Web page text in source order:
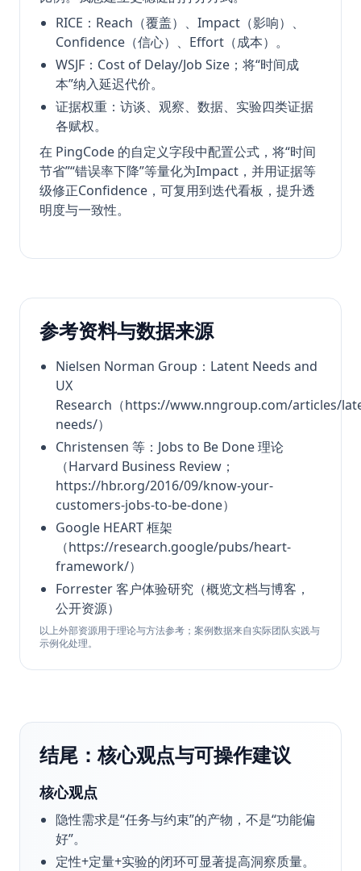
RICE：Reach（覆盖）、Impact（影响）、
Confidence（信心）、Effort（成本）。
WSJF：Cost of Delay/Job Size；将“时间成
本”纳入延迟代价。
证据权重：访谈、观察、数据、实验四类证据
各赋权。
在 PingCode 的自定义字段中配置公式，将“时间
节省”“错误率下降”等量化为Impact，并用证据等
级修正Confidence，可复用到迭代看板，提升透
明度与一致性。
参考资料与数据来源
Nielsen Norman Group：Latent Needs and
UX
Research（https://www.nngroup.com/articles/
needs/）
Christensen 等：Jobs to Be Done 理论
（Harvard Business Review；
https://hbr.org/2016/09/know-your-
customers-jobs-to-be-done）
Google HEART 框架
（https://research.google/pubs/heart-
framework/）
Forrester 客户体验研究（概览文档与博客，
公开资源）
以上外部资源用于理论与方法参考；案例数据来自实际团队实践与
示例化处理。
结尾：核心观点与可操作建议
核心观点
隐性需求是“任务与约束”的产物，不是“功能偏
好”。
定性+定量+实验的闭环可显著提高洞察质量。